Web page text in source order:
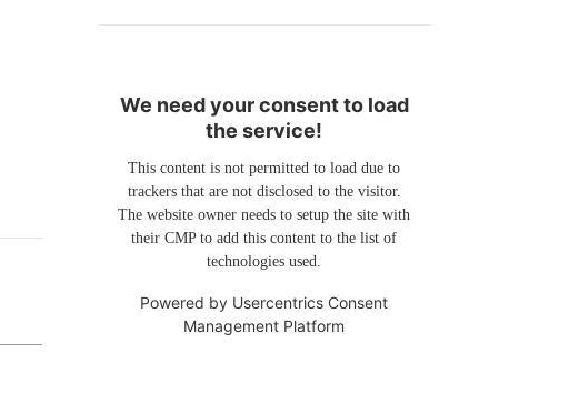
We need your consent to load
the service!
This content is not permitted to load due to
trackers that are not disclosed to the visitor.
The website owner needs to setup the site with
their CMP to add this content to the list of
technologies used.
Powered by Usercentrics Consent
Management Platform